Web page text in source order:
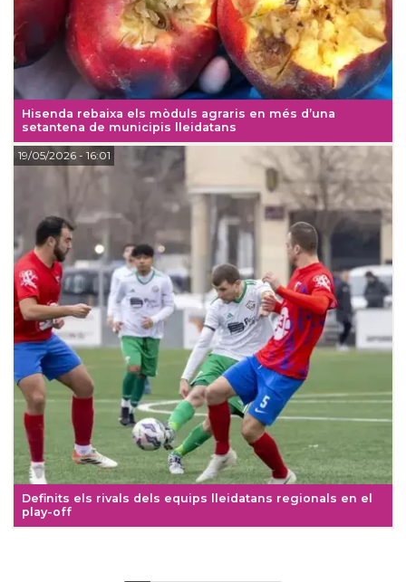
Hisenda rebaixa els mòduls agraris en més d’una
setantena de municipis lleidatans
Definits els rivals dels equips lleidatans regionals en el
play-off
19/05/2026- 16:01